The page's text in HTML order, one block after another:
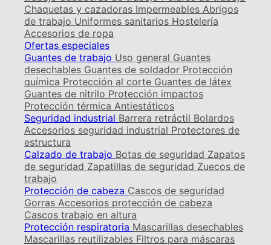
Chaquetas y cazadoras Impermeables Abrigos
de trabajo Uniformes sanitarios Hostelería
Accesorios de ropa
Ofertas especiales
Guantes de trabajo Uso general Guantes
desechables Guantes de soldador Protección
química Protección al corte Guantes de látex
Guantes de nitrilo Protección impactos
Protección térmica Antiestáticos
Seguridad industrial Barrera retráctil Bolardos
Accesorios seguridad industrial Protectores de
estructura
Calzado de trabajo Botas de seguridad Zapatos
de seguridad Zapatillas de seguridad Zuecos de
trabajo
Protección de cabeza Cascos de seguridad
Gorras Accesorios protección de cabeza
Cascos trabajo en altura
Protección respiratoria Mascarillas desechables
Mascarillas reutilizables Filtros para máscaras